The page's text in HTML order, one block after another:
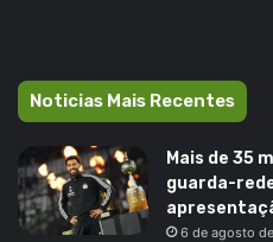
Noticias Mais Recentes
Mais de 35
guarda-
6 de agosto